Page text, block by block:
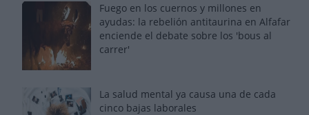
Fuego en los cuernos y millones en
ayudas: la rebelión antitaurina en Alfafar
enciende el debate sobre los 'bous al
carrer'
La salud mental ya causa una de cada
cinco bajas laborales